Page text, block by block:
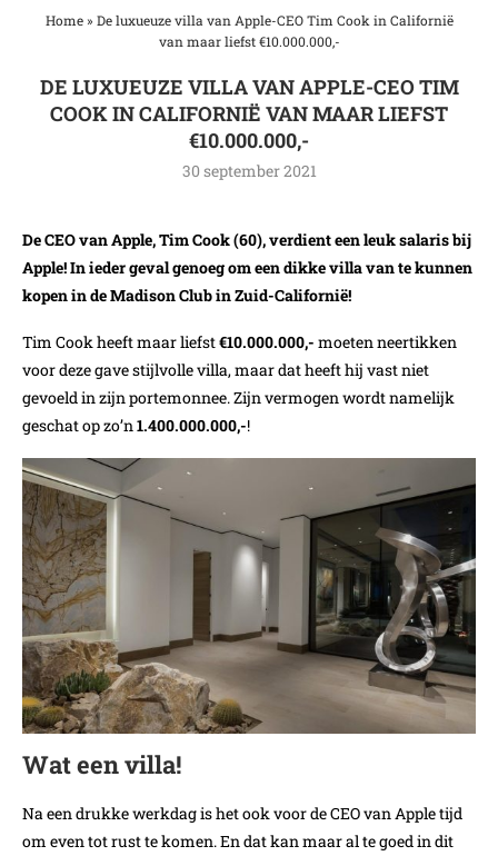
Home» De luxueuze villa van Apple-CEO Tim Cook in Californië
van maar liefst €10.000.000,-
DE LUXUEUZE VILLA VAN APPLE-CEO TIM
COOK IN CALIFORNIË VAN MAAR LIEFST
€10.000.000,-
30 september 2021
De CEO van Apple, Tim Cook (60), verdient een leuk salaris bij
Apple! In ieder geval genoeg om een dikke villa van te kunnen
kopen in de Madison Club in Zuid-Californië!
Tim Cook heeft maar liefst€10.000.000,- moeten neertikken
voor deze gave stijlvolle villa, maar dat heeft hij vast niet
gevoeld in zijn portemonnee. Zijn vermogen wordt namelijk
geschat op zo’n1.400.000.000,-!
Wat een villa!
Na een drukke werkdag is het ook voor de CEO van Apple tijd
om even tot rust te komen. En dat kan maar al te goed in dit